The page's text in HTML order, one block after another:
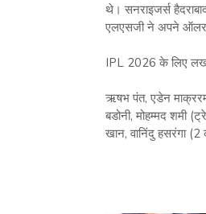
थे। सनराइजर्स
एलएसजी ने अपने
IPL 2026 के लिए
ऋषभ पंत, एडेन
बडोनी, मोहम्मद शमी
खान, वानिंदु हसरंगा